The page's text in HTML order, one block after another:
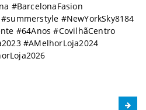
#BarcelonaFasion
#NewYorkSky8184
#64Anos #CovilhãCentro
#AMelhorLoja2024